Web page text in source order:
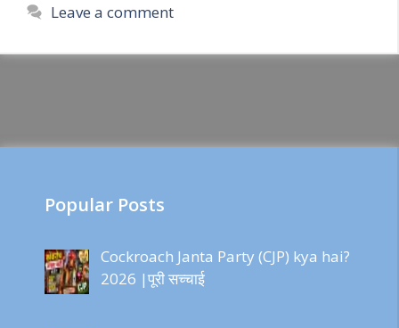
Leave a comment
Popular Posts
Cockroach Janta Party (CJP) kya hai?
2026 |पूरी सच्चाई